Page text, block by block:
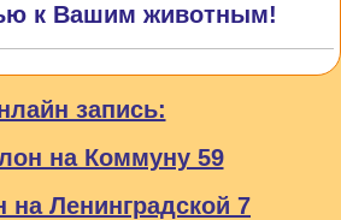
к Вашим животным!
запись:
на Коммуну 59
на Ленинградской 7